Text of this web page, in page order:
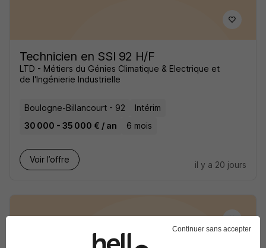
Technicien en SSI 92 H/F
LTD - Métiers du Génies Climatique & Electrique et
de l'Ingénierie Industrielle
Boulogne-Billancourt - 92
Intérim
30 000 - 35 000 € / an
6 mois
Voir l’offre
il y a 20 jours
Continuer sans accepter